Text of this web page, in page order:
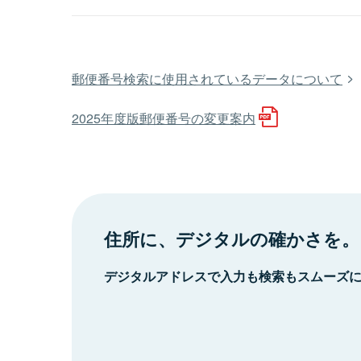
郵便番号検索に使用されているデータについて
2025年度版郵便番号の変更案内
住所に、デジタルの確かさを。
デジタルアドレスで入力も検索もスムーズ